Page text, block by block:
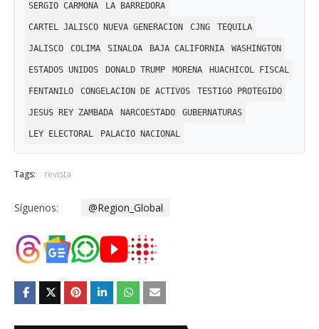
SERGIO CARMONA LA BARREDORA
CARTEL JALISCO NUEVA GENERACION CJNG TEQUILA
JALISCO COLIMA SINALOA BAJA CALIFORNIA WASHINGTON
ESTADOS UNIDOS DONALD TRUMP MORENA HUACHICOL FISCAL
FENTANILO CONGELACION DE ACTIVOS TESTIGO PROTEGIDO
JESUS REY ZAMBADA NARCOESTADO GUBERNATURAS
LEY ELECTORAL PALACIO NACIONAL
Tags: revista
Síguenos: @Region_Global